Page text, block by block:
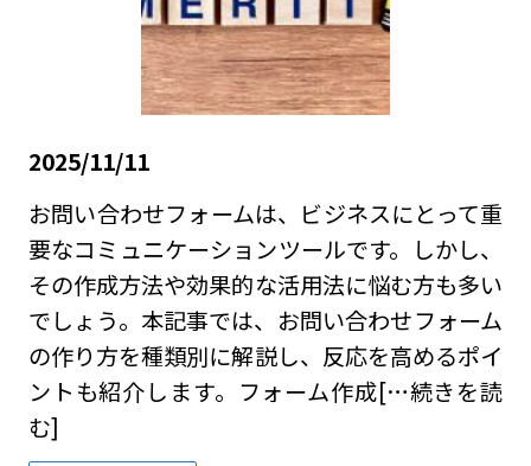
2025/11/11
お問い合わせフォームは、ビジネスにとって重
要なコミュニケーションツールです。しかし、
その作成方法や効果的な活用法に悩む方も多い
でしょう。本記事では、お問い合わせフォーム
の作り方を種類別に解説し、反応を高めるポイ
ントも紹介します。フォーム作成[…続きを読
む]